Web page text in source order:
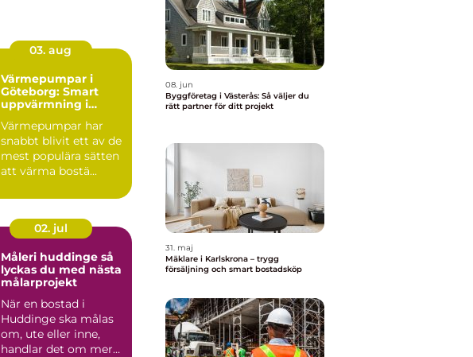
03. aug
Värmepumpar i
Göteborg: Smart
uppvärmning i
Värmepumpar har
snabbt blivit ett av de
mest populära sätten
att värma bostä...
02. jul
Måleri huddinge så
lyckas du med nästa
målarprojekt
När en bostad i
Huddinge ska målas
om, ute eller inne,
handlar det om mer
08. jun
Byggföretag i Västerås: Så väljer du
rätt partner för ditt projekt
31. maj
Mäklare i Karlskrona – trygg
försäljning och smart bostadsköp